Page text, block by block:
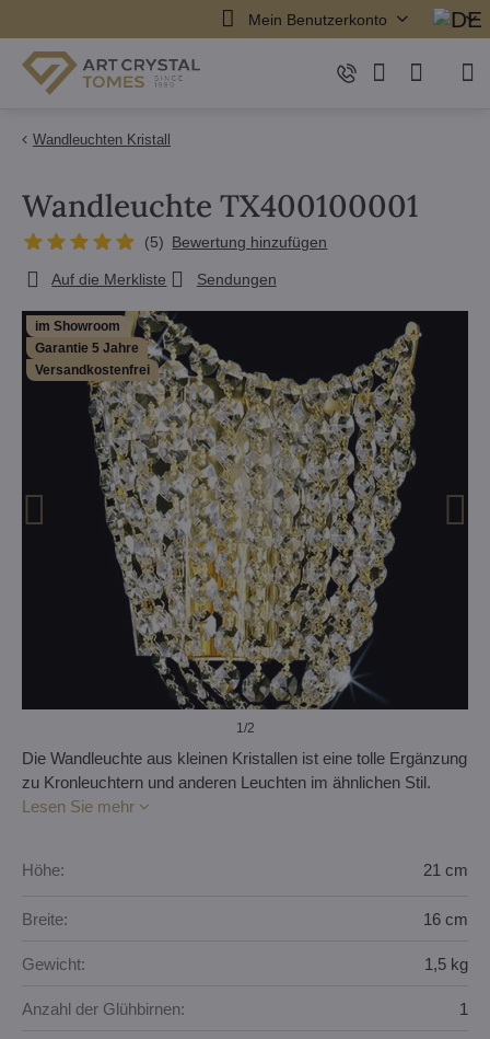
Mein Benutzerkonto
Wandleuchten Kristall
im Showroom
Garantie 5 Jahre
Versandkostenfrei
1/2
Wandleuchte TX400100001
(5) Bewertung hinzufügen
Auf die Merkliste Sendungen
Die Wandleuchte aus kleinen Kristallen ist eine tolle Ergänzung
zu Kronleuchtern und anderen Leuchten im ähnlichen Stil.
Lesen Sie mehr
Höhe: 21 cm
Breite: 16 cm
Gewicht: 1,5 kg
Anzahl der Glühbirnen: 1